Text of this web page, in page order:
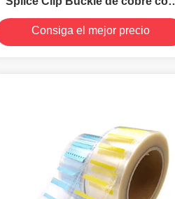
grapador Tipo Splice Plier
herramienta
Consiga el mejor precio